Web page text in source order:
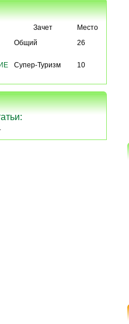
Зачет
Место
Общий 26
Супер-Туризм 10